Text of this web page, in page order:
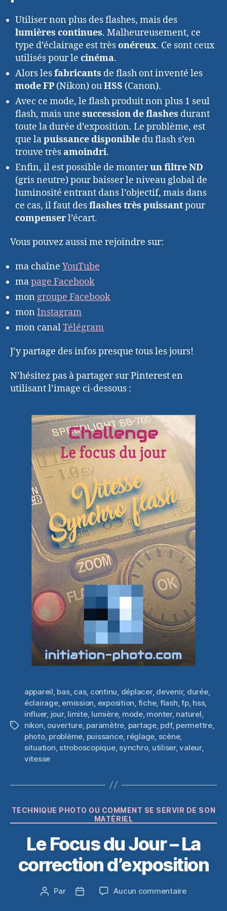
Utiliser non plus des flashes, mais des
lumières continues. Malheureusement, ce
type d’éclairage est trèsonéreux. Ce sont ceux
utilisés pour le cinéma.
Alors lesfabricants de flash ont inventé les
mode FP (Nikon) ouHSS (Canon).
Avec ce mode, le flash produit non plus 1 seul
flash, mais une succession de flashes durant
toute la durée d’exposition. Le problème, est
que lapuissance disponible du flash s’en
trouve trèsamoindri.
Enfin, il est possible de monterun filtre ND
(gris neutre) pour baisser le niveau global de
luminosité entrant dans l’objectif, mais dans
ce cas, il faut desflashes très puissantpour
compenserl’écart.
Vous pouvez aussi me rejoindre sur:
ma chaîne YouTube
mapage Facebook
mon groupe Facebook
mon Instagram
mon canalTélégram
J’y partage des infos presque tous les jours!
N’hésitez pas à partager sur Pinterest en
utilisant l’image ci-dessous :
Étiquettes
appareil bas, cas, continu déplacer, devenir, durée,
éclairage, emission exposition fiche, flash ,fp, hss,
influer, jour, limite, lumière, mode, monter, naturel
nikon ouverture, paramètre partage, pdf, permettre,
photo, problème puissance, réglage scène,
situation stroboscopique, synchro, utiliser,valeur,
vitesse
Catégories
TECHNIQUE PHOTO OU COMMENT SE SERVIR DE SON
MATÉRIEL
Le Focus du Jour – La
correction d’exposition
Auteur
Par
Date
Aucun commentairesur